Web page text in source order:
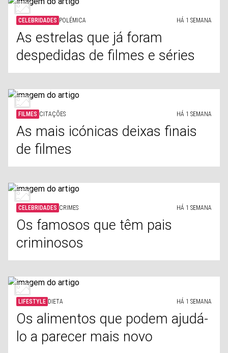
CELEBRIDADES POLÉMICA HÁ 1 SEMANA
As estrelas que já foram
despedidas de filmes e séries
FILMES CITAÇÕES HÁ 1 SEMANA
As mais icónicas deixas finais
de filmes
CELEBRIDADES CRIMES HÁ 1 SEMANA
Os famosos que têm pais
criminosos
LIFESTYLE DIETA HÁ 1 SEMANA
Os alimentos que podem ajudá-
lo a parecer mais novo